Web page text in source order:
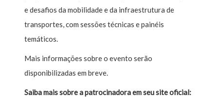
e desafios da mobilidade e da infraestrutura de
transportes, com sessões técnicas e painéis
temáticos.
Mais informações sobre o evento serão
disponibilizadas em breve.
Saiba mais sobre a patrocinadora em seu site oficial: